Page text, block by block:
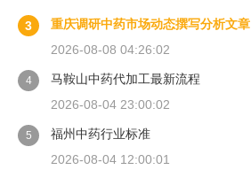
3
重庆调研中药市场动态撰写分析文章
2026-08-08 04:26:02
4
马鞍山中药代加工最新流程
2026-08-04 23:00:02
5
福州中药行业标准
2026-08-04 12:00:01